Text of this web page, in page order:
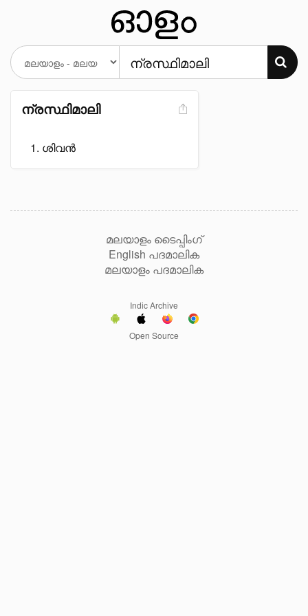
ന്രസ്ഥിമാലി
ശിവൻ
മലയാളം ടൈപ്പിംഗ്
English പദമാലിക
മലയാളം പദമാലിക
Indic Archive
Open Source